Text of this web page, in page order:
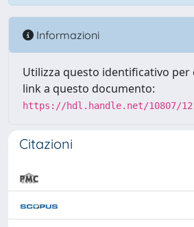
Informazioni
Utilizza questo identificativo per
link a questo documento:
https://hdl.handle.net/10807/
Citazioni